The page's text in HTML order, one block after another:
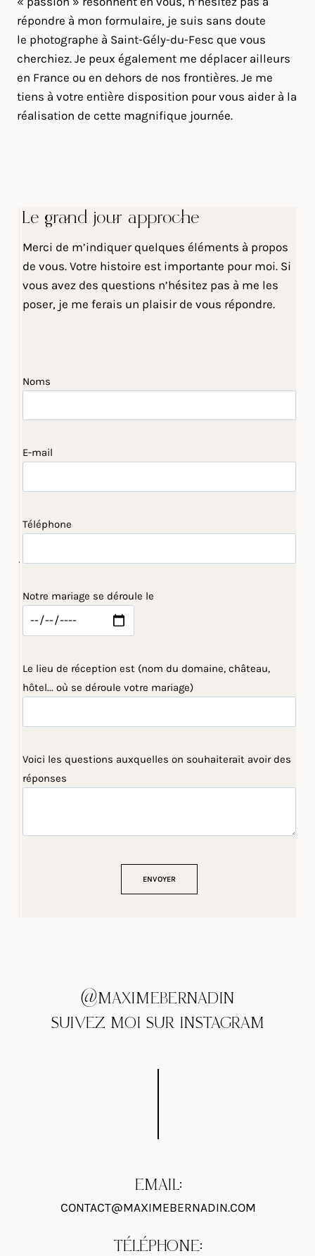
répondre à mon formulaire, je suis sans doute
le photographe à Saint-Gély-du-Fesc que vous
cherchiez. Je peux également me déplacer ailleurs
en France ou en dehors de nos frontières. Je me
tiens à votre entière disposition pour vous aider à la
réalisation de cette magnifique journée.
Le grand jour approche
Merci de m’indiquer quelques éléments à propos
de vous. Votre histoire est importante pour moi. Si
vous avez des questions n’hésitez pas à me les
poser, je me ferais un plaisir de vous répondre.
Noms
E-mail
Téléphone
Notre mariage se déroule le
Le lieu de réception est (nom du domaine, château,
hôtel... où se déroule votre mariage)
Voici les questions auxquelles on souhaiterait avoir des
réponses
@MAXIMEBERNADIN
SUIVEZ MOI SUR INSTAGRAM
EMAIL:
CONTACT@MAXIMEBERNADIN.COM
TÉLÉPHONE: